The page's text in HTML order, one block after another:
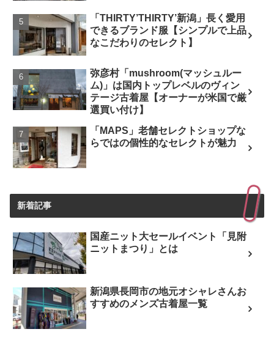
「THIRTY’THIRTY’新潟」長く愛用
できるブランド服【シンプルで上品
なこだわりのセレクト】
弥彦村「mushroom(マッシュルー
ム)」は国内トップレベルのヴィン
テージ古着屋【オーナーが米国で厳
選買い付け】
「MAPS」老舗セレクトショップな
らではの個性的なセレクトが魅力
新着記事
国産ニット大セールイベント「見附
ニットまつり」とは
新潟県長岡市の地元オシャレさんお
すすめのメンズ古着屋一覧